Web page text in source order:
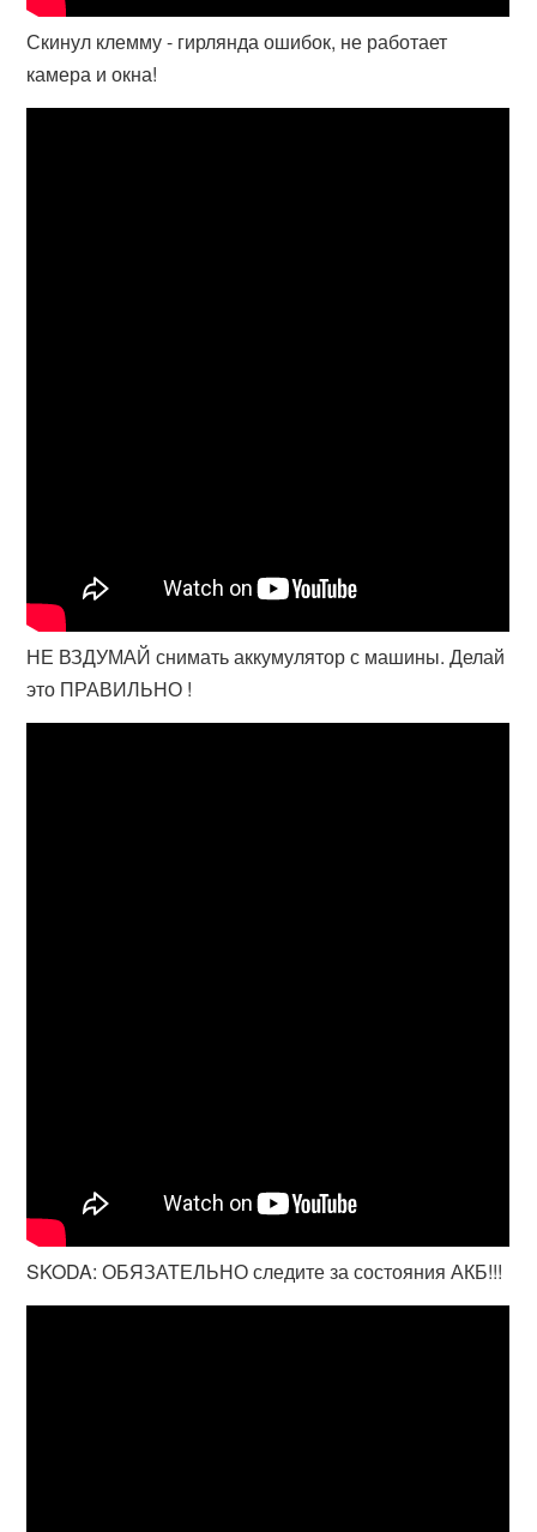
Скинул клемму - гирлянда ошибок, не работает
камера и окна!
НЕ ВЗДУМАЙ снимать аккумулятор с машины. Делай
это ПРАВИЛЬНО !
SKODA: ОБЯЗАТЕЛЬНО следите за состояния АКБ!!!